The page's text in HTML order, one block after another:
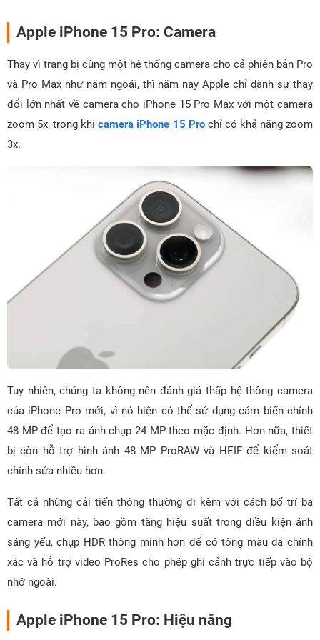
Apple iPhone 15 Pro: Camera
Thay vì trang bị cùng một hệ thống camera cho cả phiên bản Pro
và Pro Max như năm ngoái, thì năm nay Apple chỉ dành sự thay
đổi lớn nhất về camera cho iPhone 15 Pro Max với một camera
zoom 5x, trong khicamera iPhone 15 Prochỉ có khả năng zoom
3x.
Tuy nhiên, chúng ta không nên đánh giá thấp hệ thông camera
của iPhone Pro mới, vì nó hiện có thể sử dụng cảm biến chính
48 MP để tạo ra ảnh chụp 24 MP theo mặc định. Hơn nữa, thiết
bị còn hỗ trợ hình ảnh 48 MP ProRAW và HEIF để kiểm soát
chỉnh sửa nhiều hơn.
Tất cả những cải tiến thông thường đi kèm với cách bố trí ba
camera mới này, bao gồm tăng hiệu suất trong điều kiện ánh
sáng yếu, chụp HDR thông minh hơn để có tông màu da chính
xác và hỗ trợ video ProRes cho phép ghi cảnh trực tiếp vào bộ
nhớ ngoài.
Apple iPhone 15 Pro: Hiệu năng